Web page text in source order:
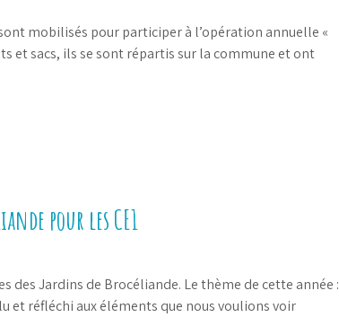
mobilisés pour participer à l’opération annuelle «
et sacs, ils se sont répartis sur la commune et ont
pour les CE1
des Jardins de Brocéliande. Le thème de cette année :
et réfléchi aux éléments que nous voulions voir